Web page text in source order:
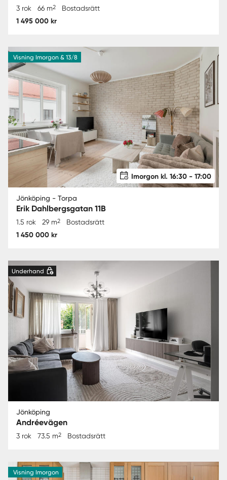
3 rok 66 m2 Bostadsrätt
1 495 000 kr
Visning Imorgon & 13/8
Imorgon kl. 16:30 - 17:00
Jönköping - Torpa
Erik Dahlbergsgatan 11B
1.5 rok 29 m2 Bostadsrätt
1 450 000 kr
Underhand
Jönköping
Andréevägen
3 rok 73.5 m2 Bostadsrätt
Visning Imorgon